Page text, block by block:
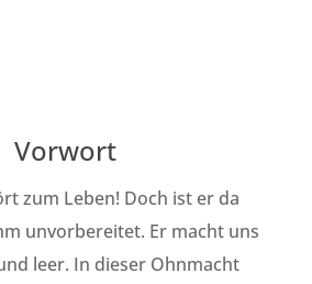
Vorwort
zum Leben! Doch ist er da
unvorbereitet. Er macht uns
leer. In dieser Ohnmacht